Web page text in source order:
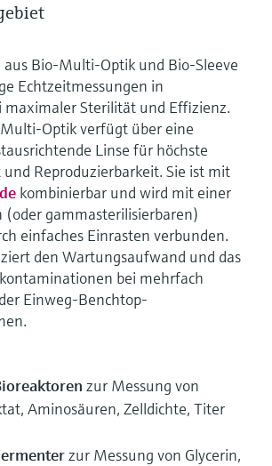
Bio-Multi-Optik und Bio-Sleeve
Echtzeitmessungen in
maximaler Sterilität und Effizienz.
Optik verfügt über eine
Linse für höchste
Reproduzierbarkeit. Sie ist mit
kombinierbar und wird mit einer
(oder gammasterilisierbaren)
einfaches Einrasten verbunden.
den Wartungsaufwand und das
bei mehrfach
Einweg-Benchtop-
zur Messung von
Aminosäuren, Zelldichte, Titer
zur Messung von Glycerin,